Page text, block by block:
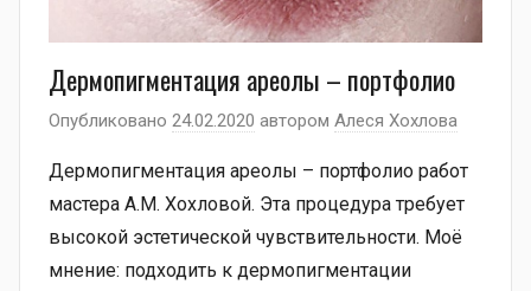
Дермопигментация ареолы – портфолио
Опубликовано 24.02.2020 автором Алеся Хохлова
Дермопигментация ареолы – портфолио работ
мастера А.М. Хохловой. Эта процедура требует
высокой эстетической чувствительности. Моё
мнение: подходить к дермопигментации